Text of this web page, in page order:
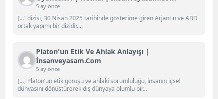
5 ay önce
[…] dizisi, 30 Nisan 2025 tarihinde gösterime giren Arjantin ve ABD
ortak yapımı bir dizidir....
Platon'un Etik Ve Ahlak Anlayışı |
İnsanveyasam.com
5 ay önce
[…] Platon‘un etik görüşü ve ahlaki sorumluluğu, insanın içsel
dünyasını dönüştürerek dış dünyaya olumlu bir...